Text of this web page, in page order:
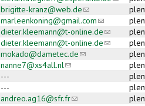
brigitte-kranz@web.de(link sends e-
marleenkoning@gmail.com(link sends
dieter.kleemann@t-online.de(link sends
dieter.kleemann@t-online.de(link sends
mokado@dametec.de(link sends e-mail)
nanne7@xs4all.nl(link sends e-mail)
---
---
andreo.ag16@sfr.fr(link sends e-mail)